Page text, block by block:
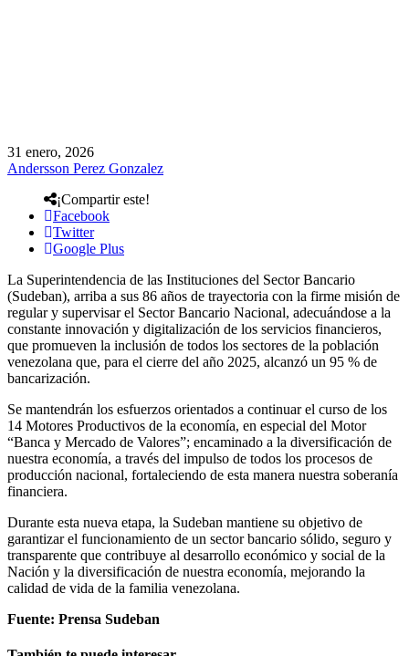
31 enero, 2026
Andersson Perez Gonzalez
¡Compartir este!
Facebook
Twitter
Google Plus
La Superintendencia de las Instituciones del Sector Bancario
(Sudeban), arriba a sus 86 años de trayectoria con la firme misión de
regular y supervisar el Sector Bancario Nacional, adecuándose a la
constante innovación y digitalización de los servicios financieros,
que promueven la inclusión de todos los sectores de la población
venezolana que, para el cierre del año 2025, alcanzó un 95 % de
bancarización.
Se mantendrán los esfuerzos orientados a continuar el curso de los
14 Motores Productivos de la economía, en especial del Motor
“Banca y Mercado de Valores”; encaminado a la diversificación de
nuestra economía, a través del impulso de todos los procesos de
producción nacional, fortaleciendo de esta manera nuestra soberanía
financiera.
Durante esta nueva etapa, la Sudeban mantiene su objetivo de
garantizar el funcionamiento de un sector bancario sólido, seguro y
transparente que contribuye al desarrollo económico y social de la
Nación y la diversificación de nuestra economía, mejorando la
calidad de vida de la familia venezolana.
Fuente: Prensa Sudeban